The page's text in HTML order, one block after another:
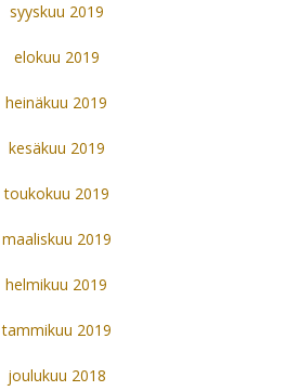
syyskuu 2019
elokuu 2019
heinäkuu 2019
kesäkuu 2019
toukokuu 2019
maaliskuu 2019
helmikuu 2019
tammikuu 2019
joulukuu 2018